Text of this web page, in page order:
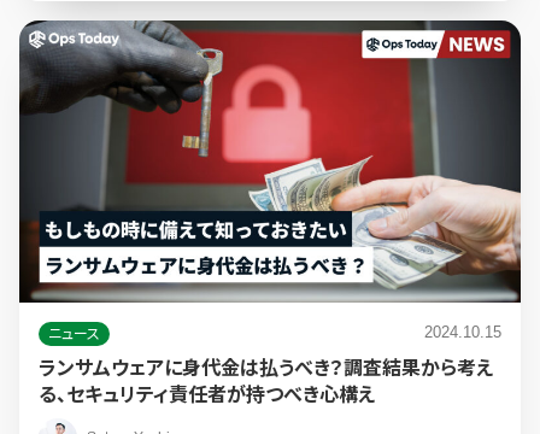
ニュース 2024.10.15
ランサムウェアに身代金は払うべき？調査結果から考え
る、セキュリティ責任者が持つべき心構え